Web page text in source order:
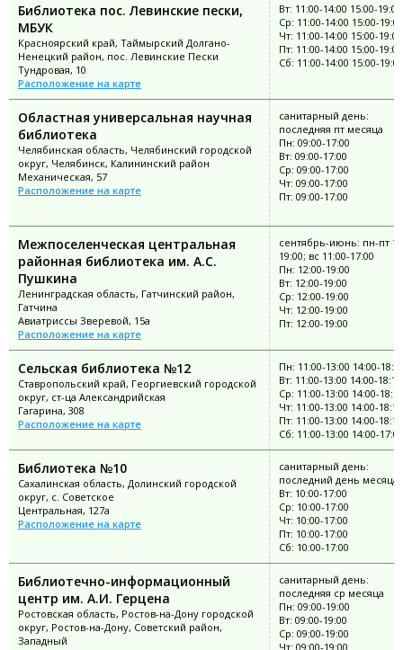
Библиотека пос. Левинские пески,
МБУК
Красноярский край, Таймырский Долгано-
Ненецкий район, пос. Левинские Пески
Тундровая, 10
Расположение на карте
Вт: 11:00-14:00 15:00-19:00
Ср: 11:00-14:00 15:00-19:00
Чт: 11:00-14:00 15:00-19:00
Пт: 11:00-14:00 15:00-19:00
Сб: 11:00-14:00 15:00-19:00
Областная универсальная научная
библиотека
Челябинская область, Челябинский городской
округ, Челябинск, Калининский район
Механическая, 57
Расположение на карте
санитарный день:
последняя пт месяца
Пн: 09:00-17:00
Вт: 09:00-17:00
Ср: 09:00-17:00
Чт: 09:00-17:00
Пт: 09:00-17:00
Межпоселенческая центральная
районная библиотека им. А.С.
Пушкина
Ленинградская область, Гатчинский район,
Гатчина
Авиатриссы Зверевой, 15а
Расположение на карте
сентябрь-июнь: пн-пт
19:00; вс 11:00-17:00
Пн: 12:00-19:00
Вт: 12:00-19:00
Ср: 12:00-19:00
Чт: 12:00-19:00
Пт: 12:00-19:00
Сельская библиотека №12
Ставропольский край, Георгиевский городской
округ, ст-ца Александрийская
Гагарина, 308
Расположение на карте
Пн: 11:00-13:00 14:00-
Вт: 11:00-13:00 14:00-18:12
Ср: 11:00-13:00 14:00-18:12
Чт: 11:00-13:00 14:00-18:12
Пт: 11:00-13:00 14:00-18:12
Сб: 11:00-13:00 14:00-17:00
Библиотека №10
Сахалинская область, Долинский городской
округ, с. Советское
Центральная, 127а
Расположение на карте
санитарный день:
последний день месяца
Вт: 10:00-17:00
Ср: 10:00-17:00
Чт: 10:00-17:00
Пт: 10:00-17:00
Сб: 10:00-17:00
Библиотечно-информационный
центр им. А.И. Герцена
Ростовская область, Ростов-на-Дону городской
округ, Ростов-на-Дону, Советский район,
Западный
санитарный день:
последняя ср месяца
Пн: 09:00-19:00
Вт: 09:00-19:00
Ср: 09:00-19:00
Чт: 09:00-19:00